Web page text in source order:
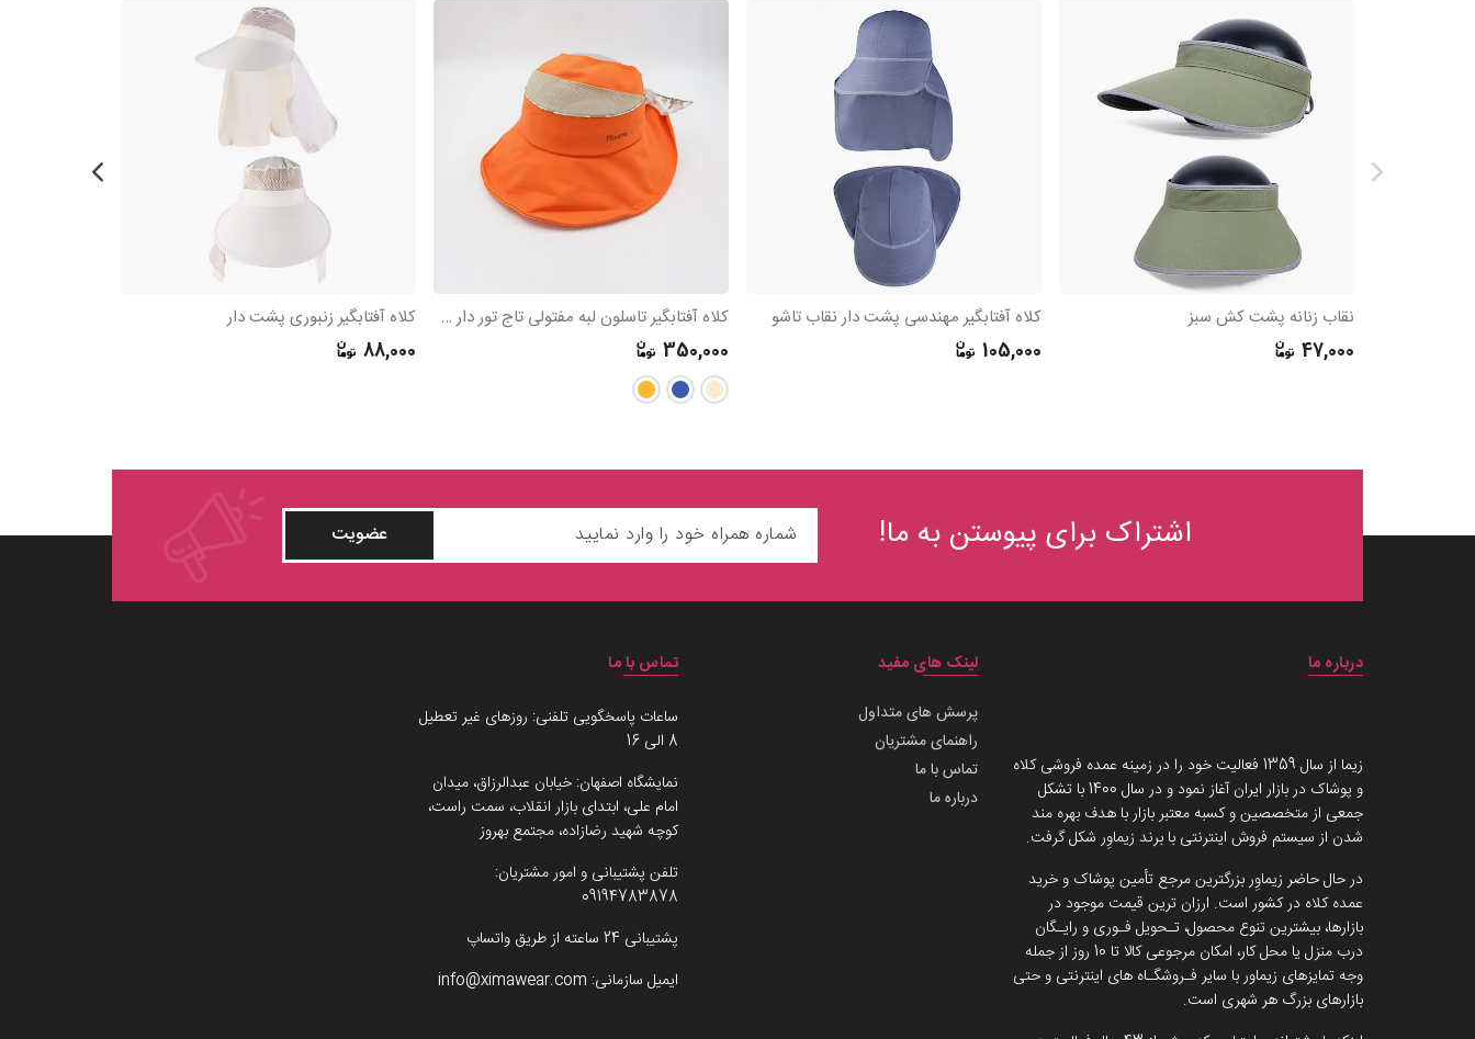
نقاب زنانه پشت کش سبز
47,000
کلاه آفتابگیر مهندسی پشت دار نقاب تاشو
105,000
کلاه آفتابگیر تاسلون لبه مفتولی تاج تور دار مغزی چهارخانه MINETTE
350,000
کلاه آفتابگیر زنبوری پشت دار
88,000
اشتراک برای پیوستن به ما! عضویت
درباره ما
زیما از سال 1359 فعالیت خود را در زمینه عمده فروشی کلاه
و پوشاک در بازار ایران آغاز نمود و در سال 1400 با تشکل
جمعی از متخصصین و کسبه معتبر بازار با هدف بهره مند
شدن از سیستم فروش اینترنتی با برند زیماوِر شکل گرفت.
در حال حاضر زیماوِر بزرگترین مرجع تأمین پوشاک و خرید
عمده کلاه در کشور است. ارزان ترین قیمت موجود در
بازارها، بیشترین تنوع محصول، تـحویل فـوری و رایـگان
درب منزل یا محل کار، امکان مرجوعی کالا تا 10 روز از جمله
وجه تمایزهای زیماور با سایر فـروشگـاه های اینترنتی و حتی
بازارهای بزرگ هر شهری است.
لینک های مفید
پرسش های متداول
راهنمای مشتریان
تماس با ما
درباره ما
تماس با ما
ساعات پاسخگویی تلفنی: روزهای غیر تعطیل
8 الی 16
نمایشگاه اصفهان: خیابان عبدالرزاق، میدان
امام علی، ابتدای بازار انقلاب، سمت راست،
کوچه شهید رضازاده، مجتمع بهروز
تلفن پشتیبانی و امور مشتریان:
09194783878
پشتیبانی 24 ساعته از طریق واتساپ
ایمیل سازمانی: info@ximawear.com